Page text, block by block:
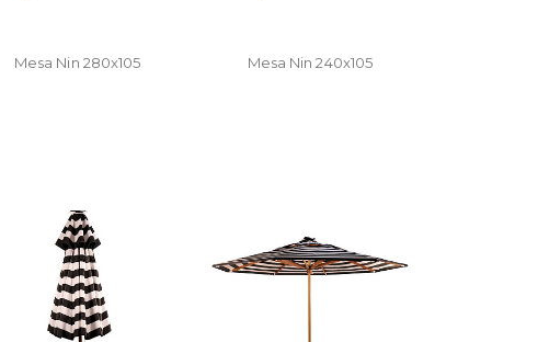
Mesa Nin 280x105 Mesa Nin 240x105